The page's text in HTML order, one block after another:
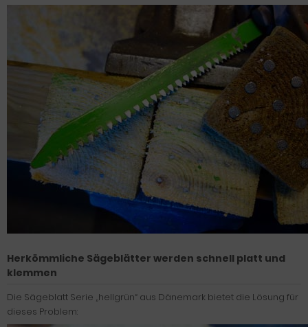
Herkömmliche Sägeblätter werden schnell platt und
klemmen
Die Sägeblatt Serie „hellgrün“ aus Dänemark bietet die Lösung für
dieses Problem: